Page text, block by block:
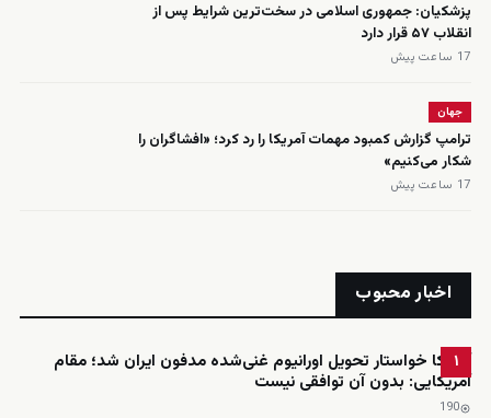
پزشکیان: جمهوری اسلامی در سخت‌ترین شرایط پس از
انقلاب ۵۷ قرار دارد
17 ساعت پیش
جهان
ترامپ گزارش کمبود مهمات آمریکا را رد کرد؛ «افشاگران را
شکار می‌کنیم»
17 ساعت پیش
اخبار محبوب
۱
آمریکا خواستار تحویل اورانیوم غنی‌شده مدفون ایران شد؛ مقام
آمریکایی: بدون آن توافقی نیست
190